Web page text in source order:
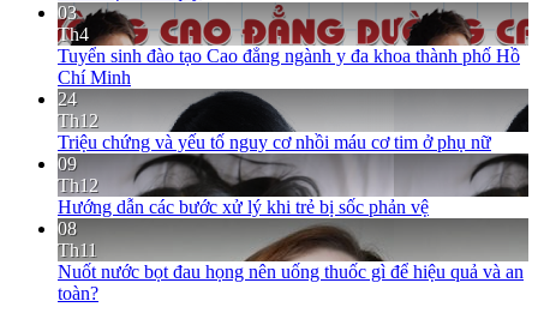
03
Th4
Tuyển sinh đào tạo Cao đẳng ngành y đa khoa thành phố Hồ
Chí Minh
24
Th12
Triệu chứng và yếu tố nguy cơ nhồi máu cơ tim ở phụ nữ
09
Th12
Hướng dẫn các bước xử lý khi trẻ bị sốc phản vệ
08
Th11
Nuốt nước bọt đau họng nên uống thuốc gì để hiệu quả và an
toàn?